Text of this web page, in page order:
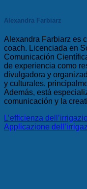
Alexandra Farbiarz
Alexandra Farbiarz es
coach. Licenciada en
Comunicación
de experiencia como
divulgadora y
y culturales,
Además, está
comunicación y la
L’efficienza
Applicazione